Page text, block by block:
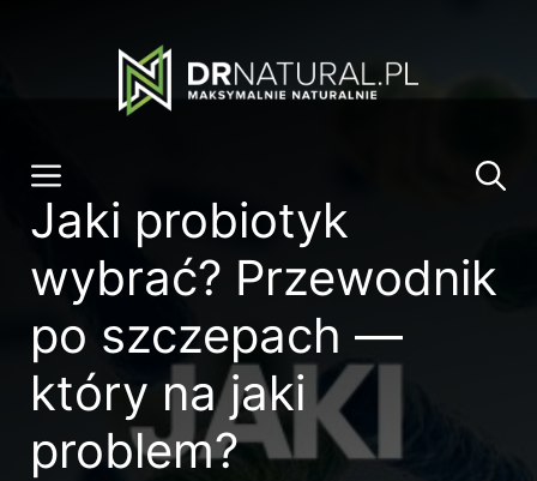
Menu
Jaki probiotyk
wybrać? Przewodnik
po szczepach —
który na jaki
problem?